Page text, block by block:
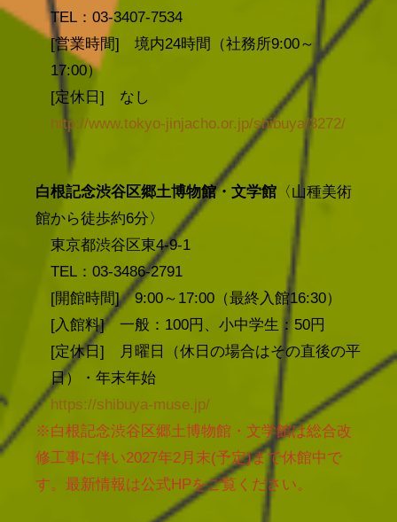
TEL：03-3407-7534
[営業時間] 境内24時間（社務所9:00～
17:00）
[定休日] なし
http://www.tokyo-jinjacho.or.jp/shibuya/3272/
白根記念渋谷区郷土博物館・文学館 〈山種美術
館から徒歩約6分〉
東京都渋谷区東4-9-1
TEL：03-3486-2791
[開館時間] 9:00～17:00（最終入館16:30）
[入館料] 一般：100円、小中学生：50円
[定休日] 月曜日（休日の場合はその直後の平
日）・年末年始
https://shibuya-muse.jp/
※白根記念渋谷区郷土博物館・文学館は総合改
修工事に伴い2027年2月末(予定)まで休館中で
す。最新情報は公式HPをご覧ください。